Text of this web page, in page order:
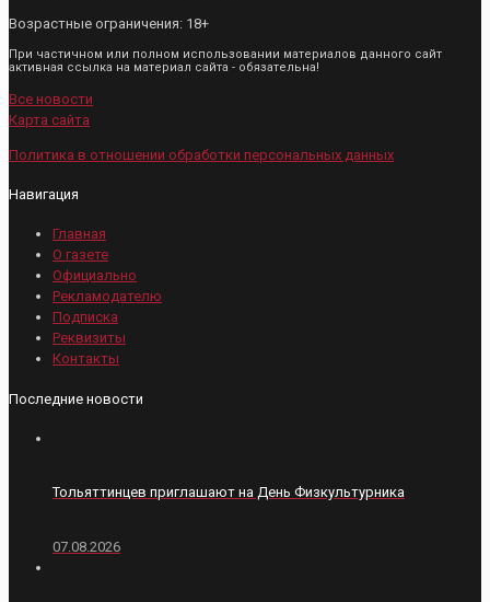
Возрастные ограничения: 18+
При частичном или полном использовании материалов данного сайт
активная ссылка на материал сайта - обязательна!
Все новости
Карта сайта
Политика в отношении обработки персональных данных
Навигация
Главная
О газете
Официально
Рекламодателю
Подписка
Реквизиты
Контакты
Последние новости
Тольяттинцев приглашают на День Физкультурника
07.08.2026